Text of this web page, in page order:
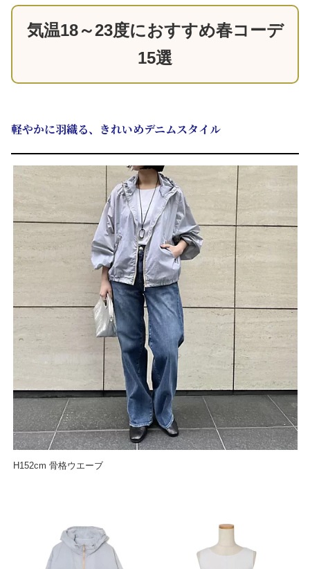
気温18～23度におすすめ春コーデ
15選
軽やかに羽織る、きれいめデニムスタイル
H152cm 骨格ウエーブ